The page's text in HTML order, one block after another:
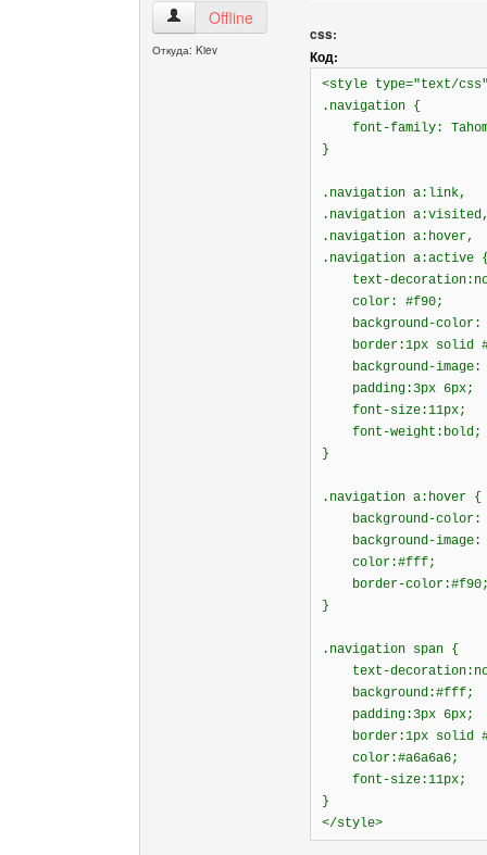
schors Посмотреть профиль
Offline
Откуда: Kiev
css:
Код:
<style type="text/
.navigation {
font-family:
}
.navigation a:link,
.navigation
.navigation a:hover,
.navigation a:active
text-
color: #f90;
background-color:
border:1px solid
background-
padding:3px 6px;
font-size:11px;
font-weight:bold;
}
.navigation a:hover {
background-color:
background-
color:#fff;
border-
}
.navigation span {
text-
background:#fff;
padding:3px 6px;
border:1px solid
color:#a6a6a6;
font-size:11px;
}
</style>